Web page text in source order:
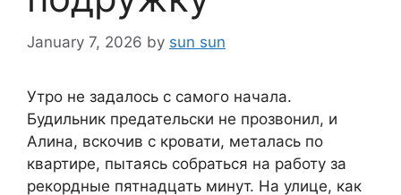
January 7, 2026 by sun sun
Утро не задалось с самого начала.
Будильник предательски не прозвонил, и
Алина, вскочив с кровати, металась по
квартире, пытаясь собраться на работу за
рекордные пятнадцать минут. На улице, как